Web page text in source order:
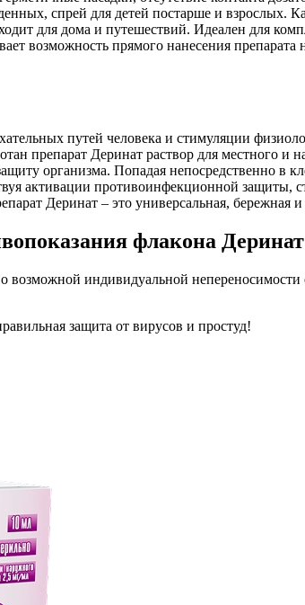
спрей для детей постарше и взрослых.
для дома и путешествий. Идеален для
возможность прямого нанесения
путей человека и стимуляции
препарат Деринат раствор для местного
организма. Попадая непосредственно в
активации противоинфекционной защиты,
Деринат – это универсальная, бережная
флакона Деринат
индивидуальной
защита от вирусов и простуд!